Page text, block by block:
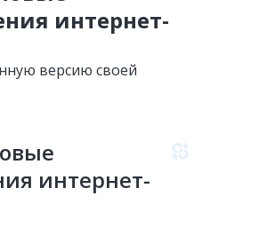
интернет-
версию своей
интернет-